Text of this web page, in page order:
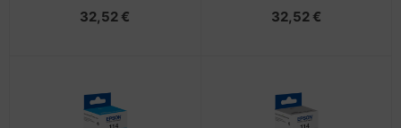
32,52 € 32,52 €